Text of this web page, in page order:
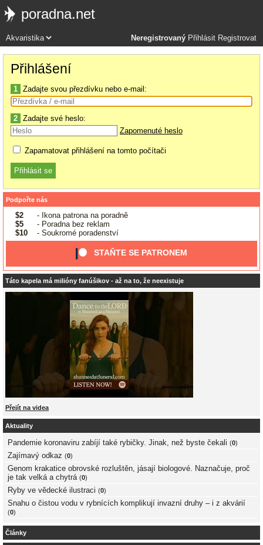
poradna.net
Neregistrovaný Přihlásit Registrovat
Přihlášení
1 Zadajte svou přezdívku nebo e-mail:
2 Zadajte své heslo:
Zapomenuté heslo
Zapamatovat přihlášení na tomto počítači
Podpořte nás
$2
- Ikona patrona na poradně
$5
- Poradna bez reklam
$10
- Soukromé poradenství
STAŇTE SE PATRONEM
Táto kapela má milióny fanúšikov - až na to, že neexistuje
Přejít na videa
Aktuality
Pandemie koronaviru zabíjí také rybičky. Jinak, než byste čekali (0)
Zajímavý odkaz (0)
Genom krakatice obrovské rozluštěn, jásají biologové. Naznačuje, proč
je tak velká a chytrá (0)
Ryby ve vědecké ilustraci (0)
Snahu o čistou vodu v rybnících komplikují invazní druhy – i z akvárií
(0)
Články